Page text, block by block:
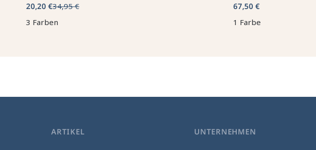
20,20 €34,95 €
3 Farben
67,50 €
1 Farbe
ARTIKEL UNTERNEHMEN